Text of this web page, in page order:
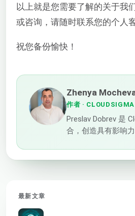
以上就是您需要了解的关于我
或咨询，请随时联系您的个人
祝您备份愉快！
Zhenya
作者 · CLOUDSIGMA
Preslav Dobrev 是
合，创造具有影响力
最新文章